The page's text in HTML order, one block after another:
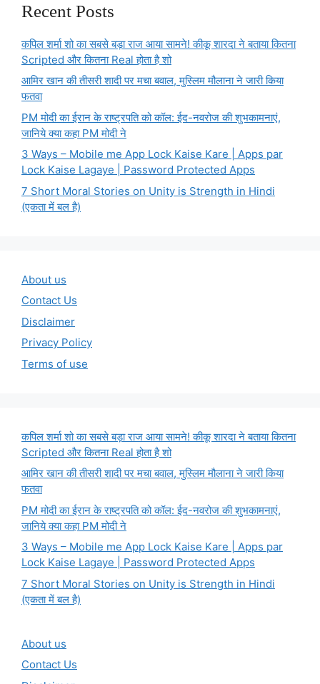
Recent Posts
कपिल शर्मा शो का सबसे बड़ा राज आया सामने! कीकू शारदा ने बताया कितना
Scripted और कितना Real होता है शो
आमिर खान की तीसरी शादी पर मचा बवाल, मुस्लिम मौलाना ने जारी किया
फतवा
PM मोदी का ईरान के राष्ट्रपति को कॉल: ईद-नवरोज की शुभकामनाएं,
जानिये क्या कहा PM मोदी ने
3 Ways – Mobile me App Lock Kaise Kare | Apps par
Lock Kaise Lagaye | Password Protected Apps
7 Short Moral Stories on Unity is Strength in Hindi
(एकता में बल है)
About us
Contact Us
Disclaimer
Privacy Policy
Terms of use
कपिल शर्मा शो का सबसे बड़ा राज आया सामने! कीकू शारदा ने बताया कितना
Scripted और कितना Real होता है शो
आमिर खान की तीसरी शादी पर मचा बवाल, मुस्लिम मौलाना ने जारी किया
फतवा
PM मोदी का ईरान के राष्ट्रपति को कॉल: ईद-नवरोज की शुभकामनाएं,
जानिये क्या कहा PM मोदी ने
3 Ways – Mobile me App Lock Kaise Kare | Apps par
Lock Kaise Lagaye | Password Protected Apps
7 Short Moral Stories on Unity is Strength in Hindi
(एकता में बल है)
About us
Contact Us